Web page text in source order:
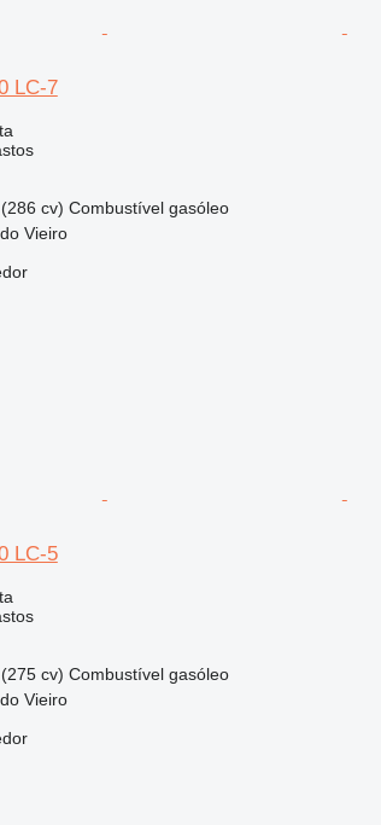
LC-7
cv) Combustível gasóleo
Vieiro
LC-5
cv) Combustível gasóleo
Vieiro